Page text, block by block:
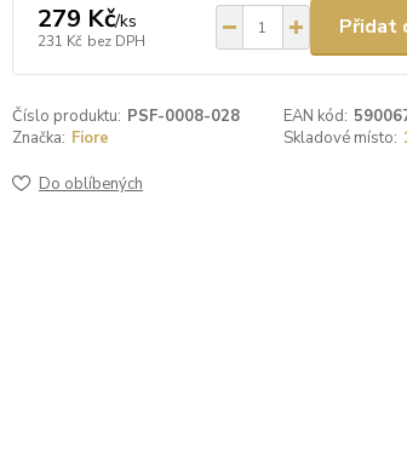
279 Kč/ks
231 Kč bez DPH
Přidat
Číslo produktu: PSF-0008-028 EAN kód:
Značka: Fiore Skladové místo:
Do oblíbených